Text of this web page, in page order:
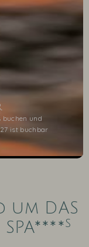
buchen und
ist buchbar
DAS
s